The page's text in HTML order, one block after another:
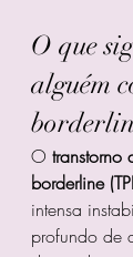
O que
alguém
O transtorno
borderline
intensa
profundo de